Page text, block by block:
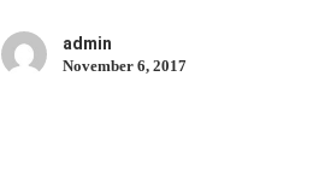
admin
November 6, 2017